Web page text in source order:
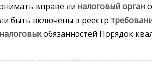
вправе ли налоговыйорган
быть включены в реестр
налоговыхобязанностей Порядок